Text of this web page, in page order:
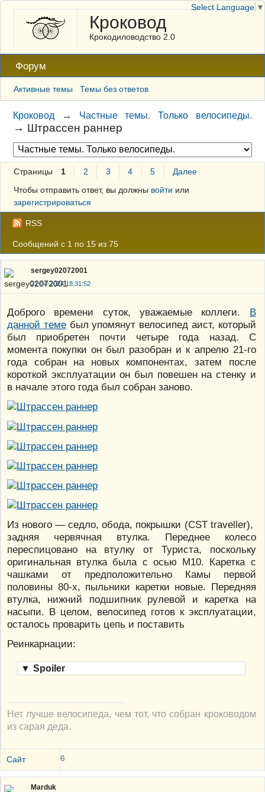
Кроковод
Крокодиловодство 2.0
Форум
Активные темы Темы без ответов
Кроковод → Частные темы. Только велосипеды.
→ Штрассен раннер
Страницы 1 2 3 4 5
Далее
Чтобы отправить ответ, вы должны войти или
зарегистрироваться
RSS
Сообщений с 1 по 15 из 75
sergey02072001
21-04-2024 18:31:52
Доброго времени суток, уважаемые коллеги. В
данной темебыл упомянут велосипед аист, который
был приобретен почти четыре года назад. С
момента покупки он был разобран и к апрелю 21-го
года собран на новых компонентах, затем после
короткой эксплуатации он был повешен на стенку и
в начале этого года был собран заново.
Из нового — седло, обода, покрышки (CST traveller),
задняя червячная втулка. Переднее колесо
переспицовано на втулку от Туриста, поскольку
оригинальная втулка была с осью М10. Каретка с
чашками от предположительно Камы первой
половины 80-х, пыльники каретки новые. Передняя
втулка, нижний подшипник рулевой и каретка на
насыпи. В целом, велосипед готов к эксплуатации,
осталось проварить цепь и поставить
Реинкарнации:
▼ Spoiler
Нет лучше велосипеда, чем тот, что собран кроководом
из сарая деда.
Сайт 6
Marduk
Select Language ▼